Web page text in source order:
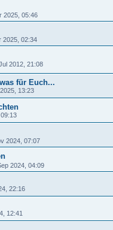
2025, 05:46
2025, 02:34
2012, 21:08
für Euch...
13:23
2024, 07:07
2024, 04:09
22:16
12:41